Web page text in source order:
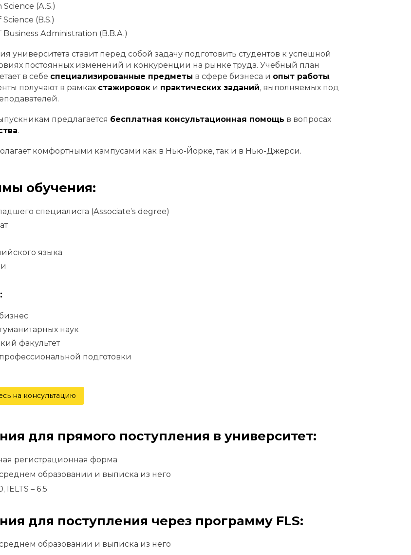
(A.S.)
(B.S.)
Administration (B.B.A.)
университета ставит перед собой задачу подготовить студентов к успешной
постоянных изменений и конкуренции на рынке труда. Учебный план
в себе специализированные предметы в сфере бизнеса и опыт работы,
получают в рамках стажировоки практических заданий, выполняемых под
предлагается бесплатная консультационная помощь в вопросах
.
комфортными кампусами как в Нью-Йорке, так и в Нью-Джерси.
обучения:
специалиста (Associate’s degree)
языка
наук
факультет
подготовки
на консультацию
для прямого поступления в университет:
регистрационная форма
среднем образовании и выписка из него
IELTS – 6.5
для поступления через программу FLS:
среднем образовании и выписка из него